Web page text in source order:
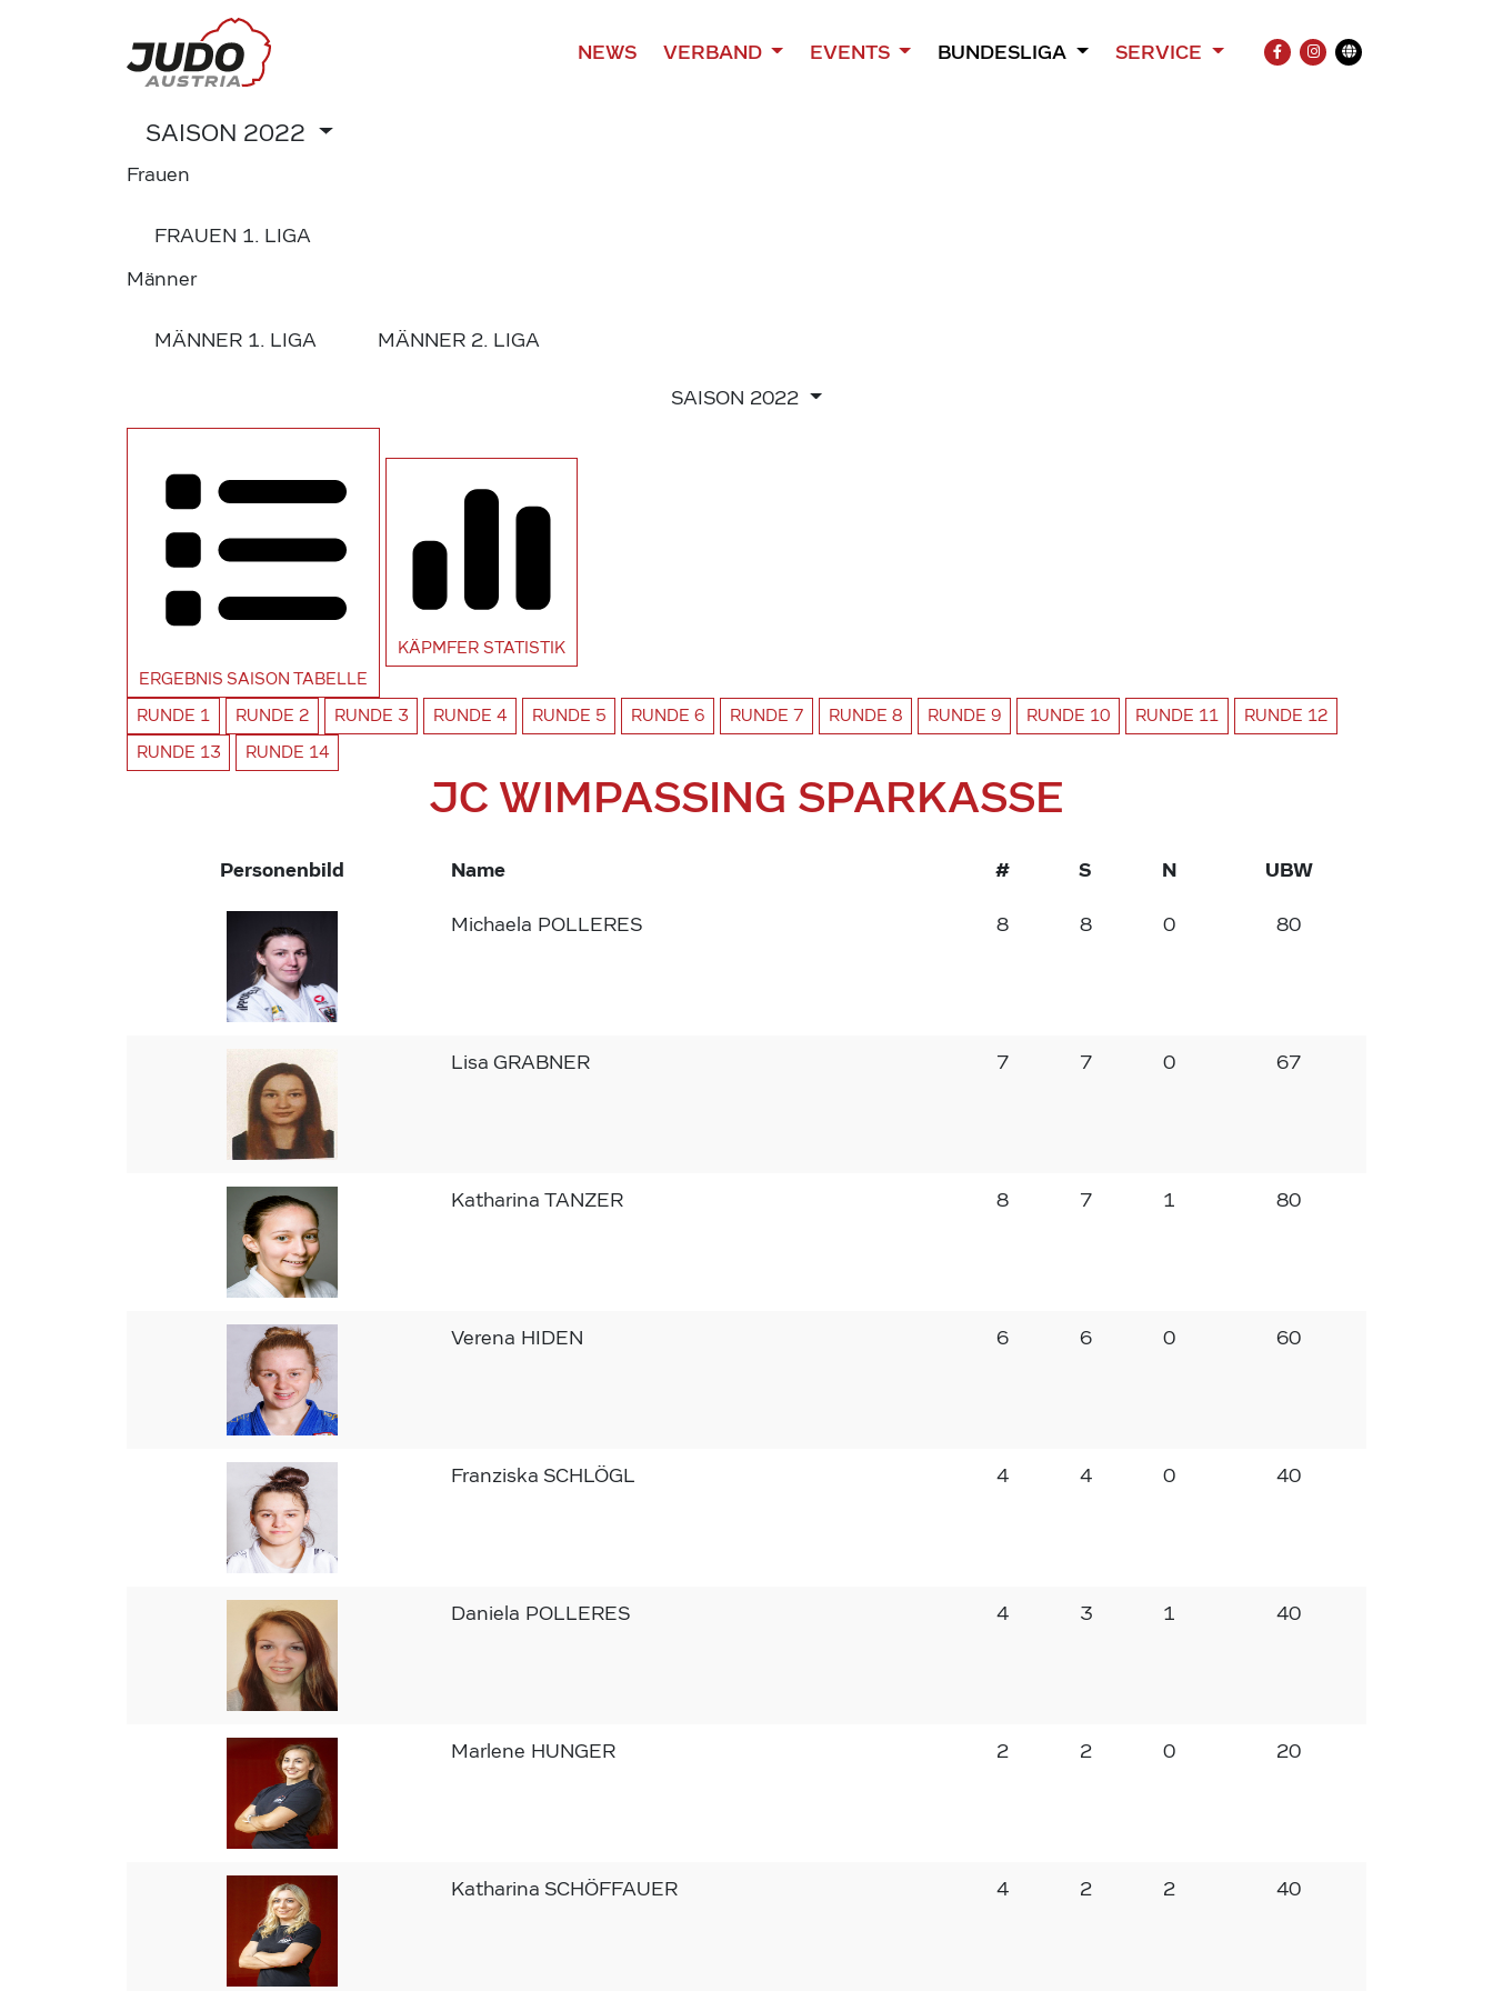
NEWS VERBAND EVENTS BUNDESLIGA SERVICE
FACEBOOK
INSTAGRAM
Übersetzung
SAISON 2022
Frauen
FRAUEN 1. LIGA
Männer
MÄNNER 1. LIGA MÄNNER 2. LIGA
SAISON 2022
ERGEBNIS SAISON TABELLE
KÄPMFER STATISTIK
RUNDE 1 RUNDE 2 RUNDE 3 RUNDE 4 RUNDE 5 RUNDE 6 RUNDE 7 RUNDE 8 RUNDE 9 RUNDE 10 RUNDE 11 RUNDE 12
RUNDE 13 RUNDE 14
JC WIMPASSING SPARKASSE
Personenbild Name # S N UBW
Michaela POLLERES 8 8 0 80
Lisa GRABNER 7 7 0 67
Katharina TANZER 8 7 1 80
Verena HIDEN 6 6 0 60
Franziska SCHLÖGL 4 4 0 40
Daniela POLLERES 4 3 1 40
Marlene HUNGER 2 2 0 20
Katharina SCHÖFFAUER 4 2 2 40